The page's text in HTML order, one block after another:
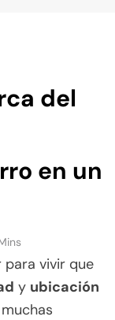
del
en un
para vivir que
y ubicación